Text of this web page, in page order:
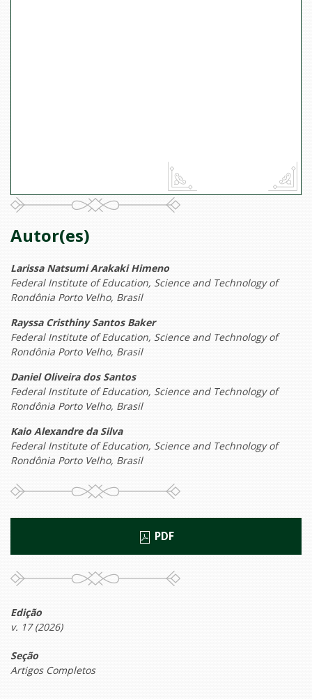
Autor(es)
Larissa Natsumi Arakaki Himeno
Federal Institute of Education, Science and Technology of
Rondônia Porto Velho, Brasil
Rayssa Cristhiny Santos Baker
Federal Institute of Education, Science and Technology of
Rondônia Porto Velho, Brasil
Daniel Oliveira dos Santos
Federal Institute of Education, Science and Technology of
Rondônia Porto Velho, Brasil
Kaio Alexandre da Silva
Federal Institute of Education, Science and Technology of
Rondônia Porto Velho, Brasil
PDF
Edição
v. 17 (2026)
Seção
Artigos Completos